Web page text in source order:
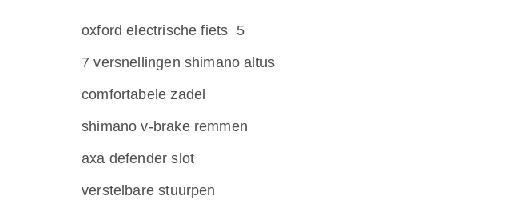
oxford electrische fiets 5
7 versnellingen shimano altus
comfortabele zadel
shimano v-brake remmen
axa defender slot
verstelbare stuurpen